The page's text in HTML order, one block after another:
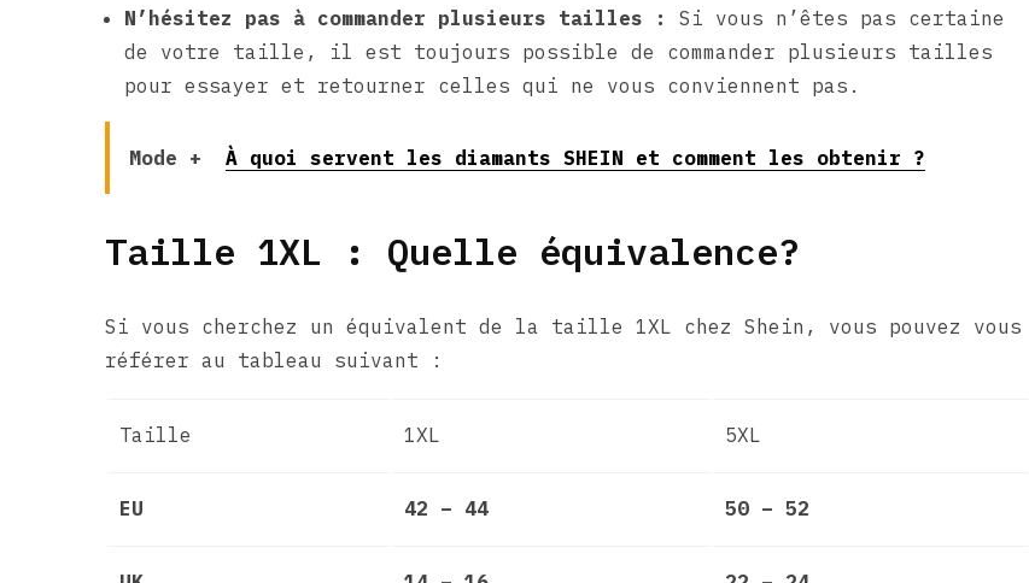
N’hésitez pas à commander plusieurs tailles :
Si vous n’êtes pas certaine
de votre taille, il est toujours possible de commander plusieurs tailles
pour essayer et retourner celles qui ne vous conviennent pas.
Mode + À quoi servent les diamants SHEIN et comment les obtenir ?
Taille 1XL : Quelle équivalence?
Si vous cherchez un équivalent de la taille 1XL chez Shein, vous pouvez vous
référer au tableau suivant :
Taille 1XL 5XL
EU 42 – 44 50 – 52